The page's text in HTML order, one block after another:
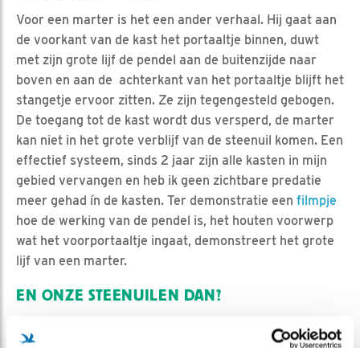
Voor een marter is het een ander verhaal. Hij gaat aan
de voorkant van de kast het portaaltje binnen, duwt
met zijn grote lijf de pendel aan de buitenzijde naar
boven en aan de achterkant van het portaaltje blijft het
stangetje ervoor zitten. Ze zijn tegengesteld gebogen.
De toegang tot de kast wordt dus versperd, de marter
kan niet in het grote verblijf van de steenuil komen. Een
effectief systeem, sinds 2 jaar zijn alle kasten in mijn
gebied vervangen en heb ik geen zichtbare predatie
meer gehad ín de kasten. Ter demonstratie een filmpje
hoe de werking van de pendel is, het houten voorwerp
wat het voorportaaltje ingaat, demonstreert het grote
lijf van een marter.
EN ONZE STEENUILEN DAN?
waar ook een marterwering in is gemaakt, deze bestaat